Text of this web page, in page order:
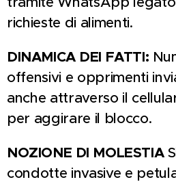
richieste di alimenti.
DINAMICA DEI FATTI:
offensivi e opprimenti
anche attraverso il
per aggirare il blocco.
NOZIONE DI MOLESTIA
condotte invasive e